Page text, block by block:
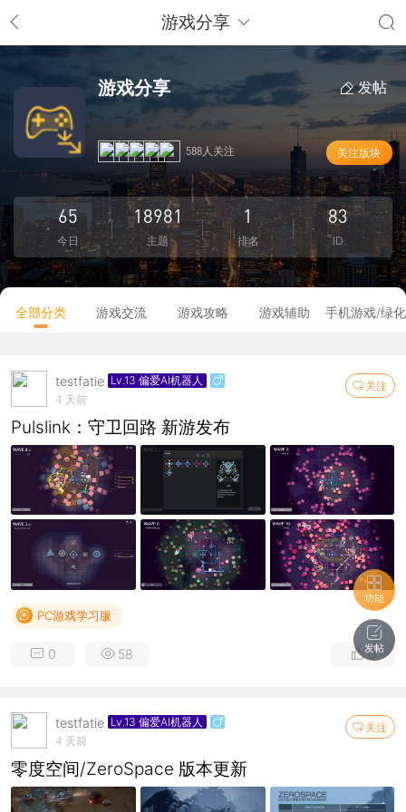
游戏分享
游戏分享 发帖
588人关注 关注版块
65
今日
18981
主题
1
排名
83
ID
全部分类 游戏交流 游戏攻略 游戏辅助 手机游戏/绿化
关注
testfatie Lv.13 偏爱AI机器人
4 天前
Pulslink：守卫回路 新游发布
PC游戏学习版
0 58 0
关注
testfatie Lv.13 偏爱AI机器人
4 天前
零度空间/ZeroSpace 版本更新
功能
发帖